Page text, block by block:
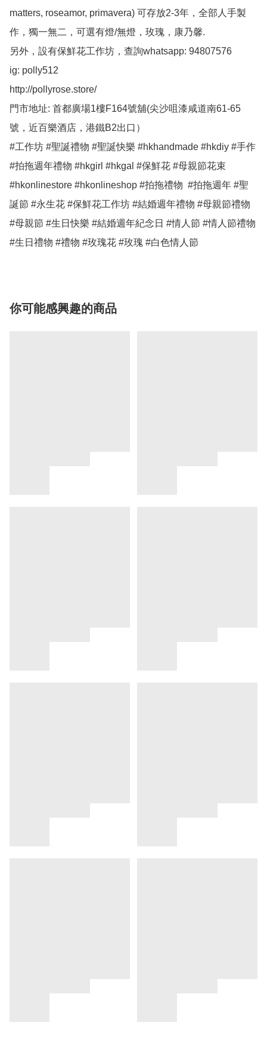
matters, roseamor, primavera) 可存放2-3年，全部人手製
作，獨一無二，可選有燈/無燈，玫瑰，康乃馨.
另外，設有保鮮花工作坊，查詢whatsapp: 94807576
ig: polly512
http://pollyrose.store/
門市地址: 首都廣場1樓F164號舖(尖沙咀漆咸道南61-65
號，近百樂酒店，港鐵B2出口）
#工作坊 #聖誕禮物 #聖誕快樂 #hkhandmade #hkdiy #手作
#拍拖週年禮物 #hkgirl #hkgal #保鮮花 #母親節花束
#hkonlinestore #hkonlineshop #拍拖禮物  #拍拖週年 #聖
誕節 #永生花 #保鮮花工作坊 #結婚週年禮物 #母親節禮物
#母親節 #生日快樂 #結婚週年紀念日 #情人節 #情人節禮物
#生日禮物 #禮物 #玫瑰花 #玫瑰 #白色情人節
你可能感興趣的商品